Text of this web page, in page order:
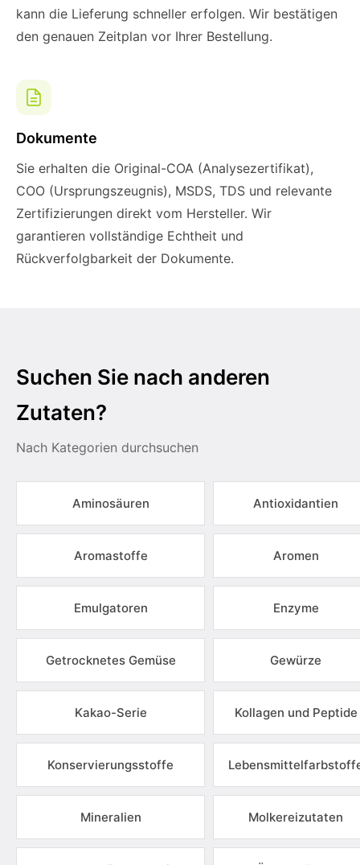
kann die Lieferung schneller erfolgen. Wir bestätigen
den genauen Zeitplan vor Ihrer Bestellung.
Dokumente
Sie erhalten die Original-COA (Analysezertifikat),
COO (Ursprungszeugnis), MSDS, TDS und relevante
Zertifizierungen direkt vom Hersteller. Wir
garantieren vollständige Echtheit und
Rückverfolgbarkeit der Dokumente.
Suchen Sie nach anderen
Zutaten?
Nach Kategorien durchsuchen
Aminosäuren Antioxidantien
Aromastoffe Aromen
Emulgatoren Enzyme
Getrocknetes Gemüse Gewürze
Kakao-Serie Kollagen und Peptide
Konservierungsstoffe
Mineralien Molkereizutaten